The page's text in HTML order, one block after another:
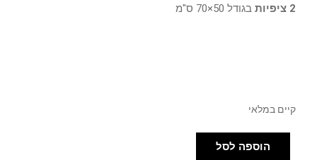
2 ציפיות בגודל 50×70 ס"מ
קיים במלאי
הוספה לסל